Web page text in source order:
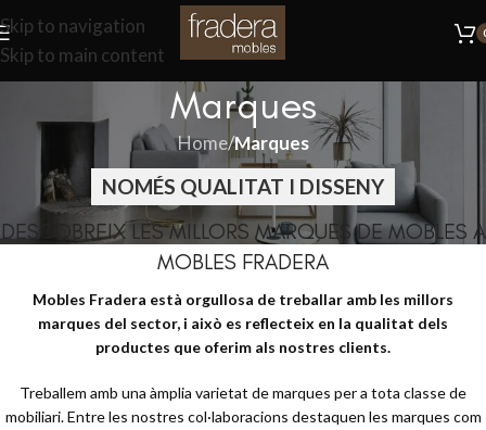
Skip to navigation
Skip to main content
Marques
Home/Marques
NOMÉS QUALITAT I DISSENY
DESCOBREIX LES MILLORS MARQUES DE MOBLES A
MOBLES FRADERA
Mobles Fradera està orgullosa de treballar amb les millors
marques del sector, i això es reflecteix en la qualitat dels
productes que oferim als nostres clients.
Treballem amb una àmplia varietat de marques per a tota classe de
mobiliari. Entre les nostres col·laboracions destaquen les marques com